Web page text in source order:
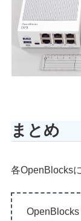
まとめ
各OpenBlocks